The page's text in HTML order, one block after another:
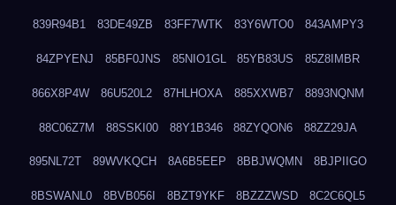
839R94B1 83DE49ZB 83FF7WTK 83Y6WTO0 843AMPY3
84ZPYENJ 85BF0JNS 85NIO1GL 85YB83US 85Z8IMBR
866X8P4W 86U520L2 87HLHOXA 885XXWB7 8893NQNM
88C06Z7M 88SSKI00 88Y1B346 88ZYQON6 88ZZ29JA
895NL72T 89WVKQCH 8A6B5EEP 8BBJWQMN 8BJPIIGO
8BSWANL0 8BVB056I 8BZT9YKF 8BZZZWSD 8C2C6QL5